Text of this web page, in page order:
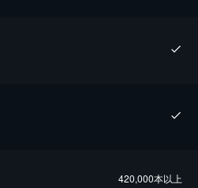
420,000本以上